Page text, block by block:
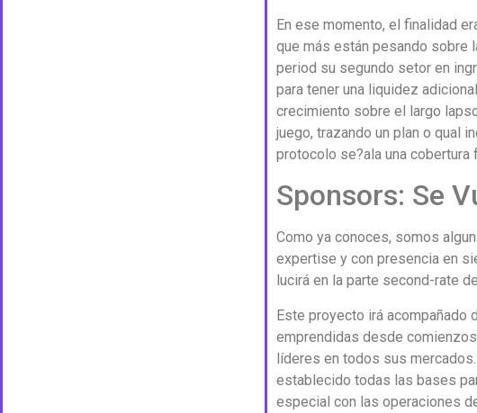
En ese momento, el finalidad
que más están pesando sobre
period su segundo setor en
para tener una liquidez
crecimiento sobre el largo
juego, trazando un plan o qual
protocolo se?ala una
Sponsors: Se
Como ya conoces, somos
expertise y con presencia en
lucirá en la parte second-rate
Este proyecto irá acompañado
emprendidas desde
líderes en todos sus
establecido todas las bases
especial con las operaciones